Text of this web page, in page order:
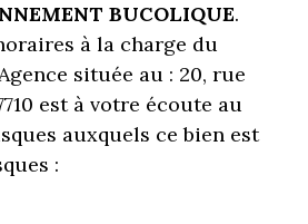
BUCOLIQUE.
à la charge du
située au : 20, rue
est à votre écoute au
auxquels ce bien est
: